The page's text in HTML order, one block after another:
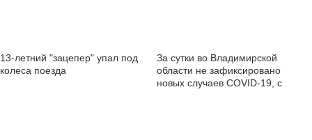
13-летний "зацепер" упал под
колеса поезда
За сутки во Владимирской
области не зафиксировано
новых случаев COVID-19, с